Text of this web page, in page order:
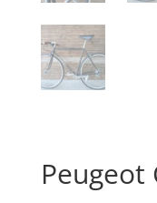
Peugeot